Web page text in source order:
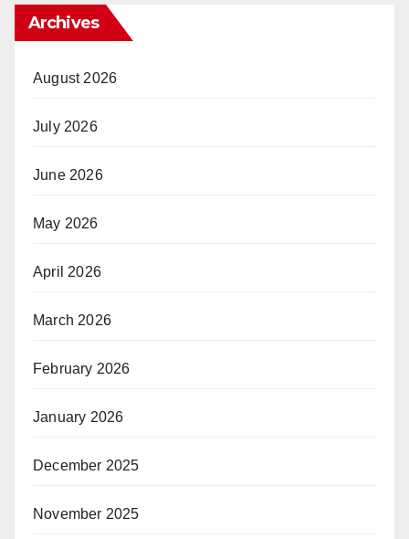
Archives
August 2026
July 2026
June 2026
May 2026
April 2026
March 2026
February 2026
January 2026
December 2025
November 2025